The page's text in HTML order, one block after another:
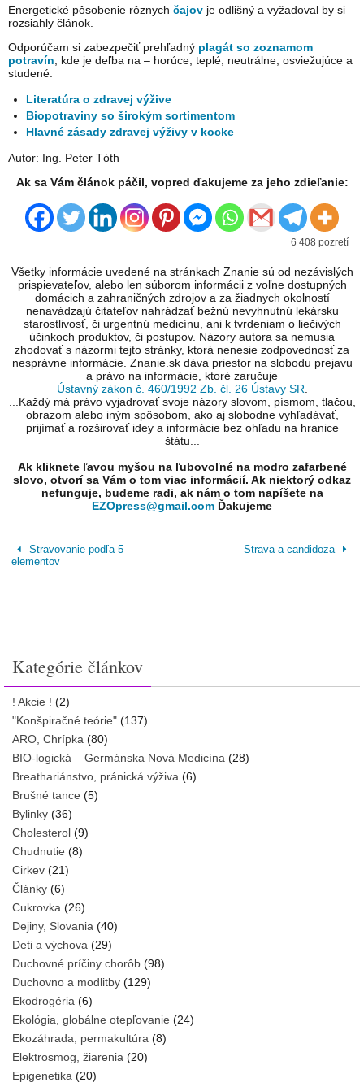
Energetické pôsobenie rôznych čajov je odlišný a vyžadoval by si
rozsiahly článok.
Odporúčam si zabezpečiť prehľadný plagát so zoznamom
potravín , kde je deľba na – horúce, teplé, neutrálne, osviežujúce a
studené.
Literatúra o zdravej výžive
Biopotraviny so širokým sortimentom
Hlavné zásady zdravej výživy v kocke
Autor: Ing. Peter Tóth
Ak sa Vám článok páčil, vopred ďakujeme za jeho zdieľanie:
6 408 pozretí
Všetky informácie uvedené na stránkach Znanie sú od nezávislých
prispievateľov, alebo len súborom informácii z voľne dostupných
domácich a zahraničných zdrojov a za žiadnych okolností
nenavádzajú čitateľov nahrádzať bežnú nevyhnutnú lekársku
starostlivosť, či urgentnú medicínu, ani k tvrdeniam o liečivých
účinkoch produktov, či postupov. Názory autora sa nemusia
zhodovať s názormi tejto stránky, ktorá nenesie zodpovednosť za
nesprávne informácie. Znanie.sk dáva priestor na slobodu prejavu
a právo na informácie, ktoré zaručuje
Ústavný zákon č. 460/1992 Zb. čl. 26 Ústavy SR
...Každý má právo vyjadrovať svoje názory slovom, písmom, tlačou,
obrazom alebo iným spôsobom, ako aj slobodne vyhľadávať,
prijímať a rozširovať idey a informácie bez ohľadu na hranice
štátu...
Ak kliknete ľavou myšou na ľubovoľné na modro zafarbené
slovo, otvorí sa Vám o tom viac informácií. Ak niektorý odkaz
nefunguje, budeme radi, ak nám o tom napíšete na
EZOpress@gmail.com Ďakujeme
Stravovanie podľa 5
elementov
Strava a candidoza
Kategórie článkov
! Akcie ! (2)
"Konšpiračné teórie" (137)
ARO, Chrípka (80)
BIO-logická – Germánska Nová Medicína (28)
Breathariánstvo, pránická výživa (6)
Brušné tance (5)
Bylinky (36)
Cholesterol (9)
Chudnutie (8)
Cirkev (21)
Články (6)
Cukrovka (26)
Dejiny, Slovania (40)
Deti a výchova (29)
Duchovné príčiny chorôb (98)
Duchovno a modlitby (129)
Ekodrogéria (6)
Ekológia, globálne otepľovanie (24)
Ekozáhrada, permakultúra (8)
Elektrosmog, žiarenia (20)
Epigenetika (20)